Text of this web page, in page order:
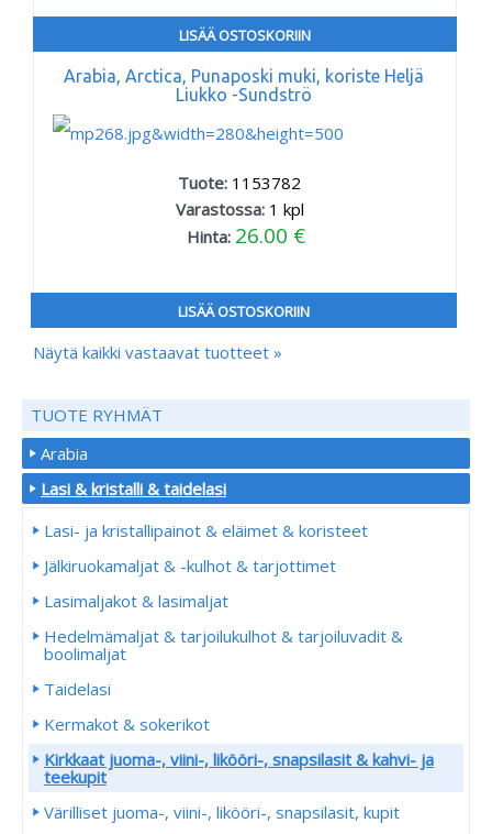
LISÄÄ OSTOSKORIIN
Arabia, Arctica, Punaposki muki, koriste Heljä
Liukko -Sundströ
Tuote: 1153782
Varastossa: 1 kpl
Hinta: 26.00 €
LISÄÄ OSTOSKORIIN
Näytä kaikki vastaavat tuotteet »
TUOTE RYHMÄT
Arabia
Lasi & kristalli & taidelasi
Lasi- ja kristallipainot & eläimet & koristeet
Jälkiruokamaljat & -kulhot & tarjottimet
Lasimaljakot & lasimaljat
Hedelmämaljat & tarjoilukulhot & tarjoiluvadit &
boolimaljat
Taidelasi
Kermakot & sokerikot
Kirkkaat juoma-, viini-, likööri-, snapsilasit & kahvi- ja
teekupit
Värilliset juoma-, viini-, likööri-, snapsilasit, kupit